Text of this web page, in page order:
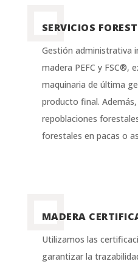
SERVICIOS
Gestión administrativa
madera PEFC y FSC®,
maquinaria de última
producto final.
repoblaciones
forestales en pacas o
MADERA
Utilizamos las
garantizar la